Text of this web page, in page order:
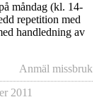
måndag (kl. 14-
repetition med
handledning av
Anmäl missbruk
2011